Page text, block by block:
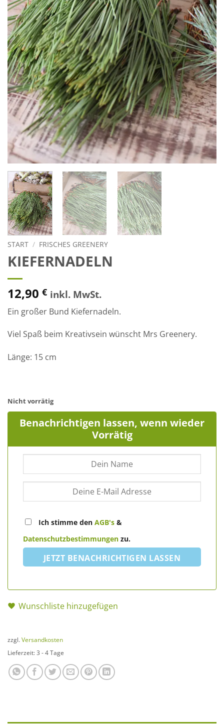
START / FRISCHES GREENERY
KIEFERNADELN
12,90 € inkl. MwSt.
Ein großer Bund Kiefernadeln.
Viel Spaß beim Kreativsein wünscht Mrs Greenery.
Länge: 15 cm
Nicht vorrätig
Benachrichtigen lassen, wenn wieder
Vorrätig
Ich stimme den AGB's &
Datenschutzbestimmungen zu.
JETZT BENACHRICHTIGEN LASSEN
Wunschliste hinzugefügen
zzgl. Versandkosten
Lieferzeit: 3 - 4 Tage